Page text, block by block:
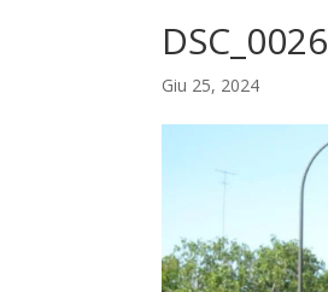
DSC_0026
Giu 25, 2024